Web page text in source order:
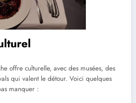
offre culturelle, avec des musées, des
qui valent le détour. Voici quelques
manquer :